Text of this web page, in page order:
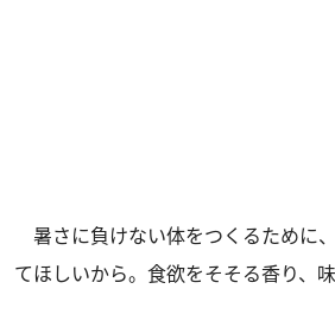
暑さに負けない体をつくるために
てほしいから。食欲をそそる香り、